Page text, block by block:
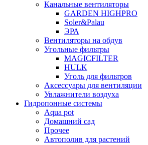
Канальные вентиляторы
GARDEN HIGHPRO
Soler&Palau
ЭРА
Вентиляторы на обдув
Угольные фильтры
MAGICFILTER
HULK
Уголь для фильтров
Аксессуары для вентиляции
Увлажнители воздуха
Гидропонные системы
Aqua pot
Домашний сад
Прочее
Автополив для растений